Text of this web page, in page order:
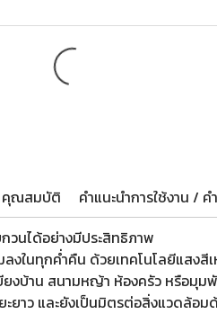
คุณสมบัติ
คำแนะนำการใช้งาน / ค
วนได้อย่างมีประสิทธิภาพ
งในทุกค่ำคืน ด้วยเทคโนโลยีแสง
บียงบ้าน สนามหญ้า ห้องครัว หรือมุ
ะยาว และยังเป็นมิตรต่อสิ่งแวดล้อ